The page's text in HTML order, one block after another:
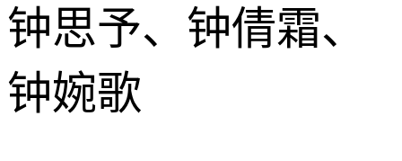
钟思予、钟倩霜、
钟婉歌